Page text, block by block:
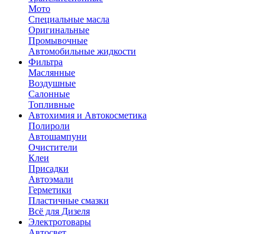
Мото
Специальные масла
Оригинальные
Промывочные
Автомобильные жидкости
Фильтра
Маслянные
Воздушные
Салонные
Топливные
Автохимия и Автокосметика
Полироли
Автошампуни
Очистители
Клеи
Присадки
Автоэмали
Герметики
Пластичные смазки
Всё для Дизеля
Электротовары